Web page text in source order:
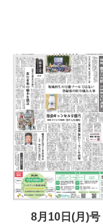
8月10日(月)号